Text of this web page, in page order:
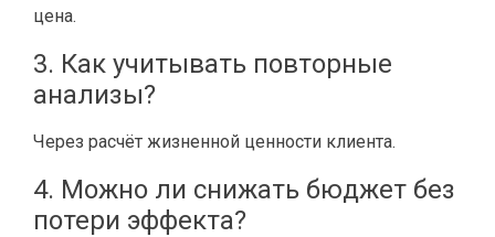
цена.
3. Как учитывать повторные
анализы?
Через расчёт жизненной ценности клиента.
4. Можно ли снижать бюджет без
потери эффекта?